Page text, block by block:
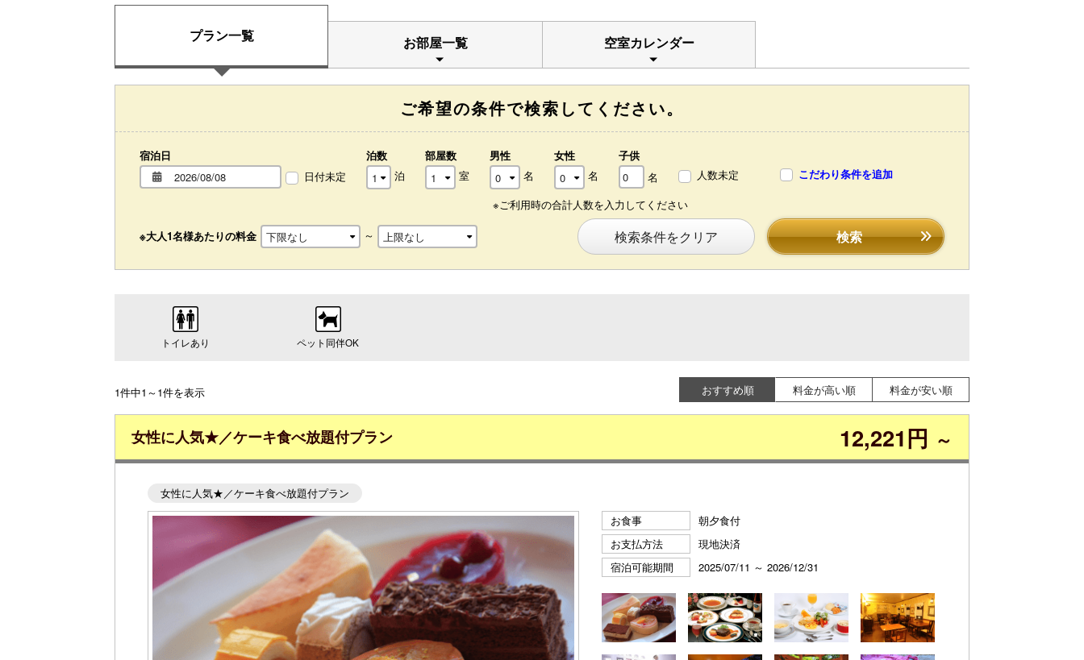
プラン一覧 お部屋一覧 空室カレンダー
ご希望の条件で検索してください。
宿泊日
日付未定
泊数
泊
部屋数
室
男性
名
女性
名
子供
名
人数未定
※ご利用時の合計人数を入力してください
こだわり条件を追加
※大人1名様あたりの料金 ～ 検索条件をクリア 検索
トイレあり ペット同伴OK
おすすめ順 料金が高い順 料金が安い順
1件中1～1件を表示
女性に人気★／ケーキ食べ放題付プラン 12,221円 ～
女性に人気★／ケーキ食べ放題付プラン
お食事
朝夕食付
お支払方法
現地決済
宿泊可能期間
2025/07/11 ～ 2026/12/31